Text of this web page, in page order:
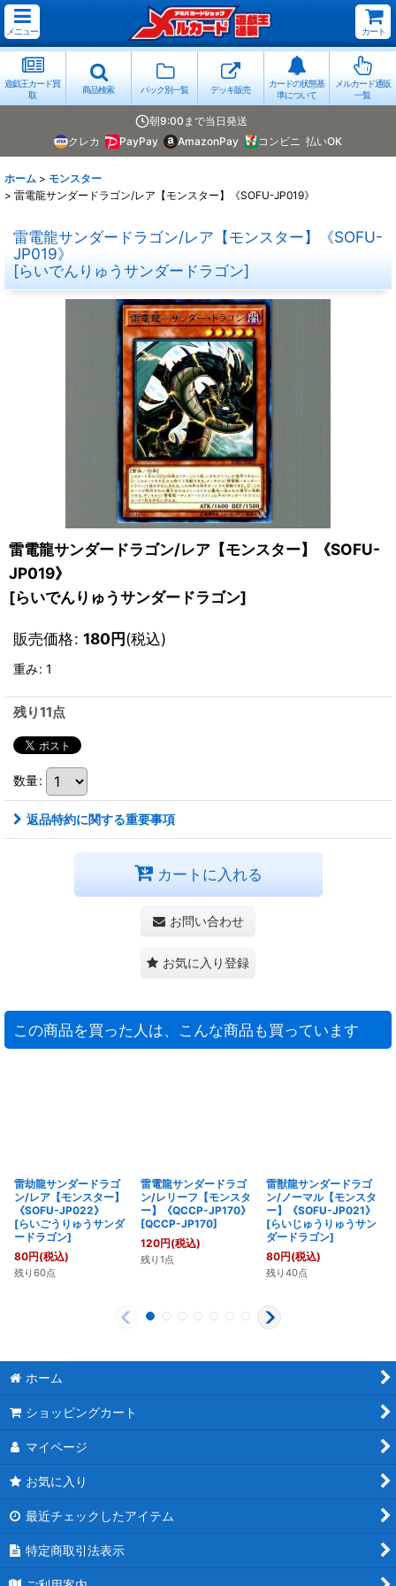
メニュー カート
遊戯王カード買
取
商品検索 パック別一覧 デッキ販売
カードの状態基
準について
メルカード通販
一覧
朝9:00まで当日発送
クレカ
PayPay AmazonPay コンビニ 払いOK
ホーム > モンスター
> 雷電龍サンダードラゴン/レア【モンスター】《SOFU-JP019》
雷電龍サンダードラゴン/レア【モンスター】《SOFU-
JP019》
[らいでんりゅうサンダードラゴン]
雷電龍サンダードラゴン/レア【モンスター】《SOFU-
JP019》
[らいでんりゅうサンダードラゴン]
販売価格: 180円(税込)
重み: 1
残り11点
数量:
返品特約に関する重要事項
カートに入れる
お問い合わせ
お気に入り登録
この商品を買った人は、こんな商品も買っています
雷劫龍サンダードラゴ
ン/レア【モンスター】
《SOFU-JP022》
[らいごうりゅうサンダ
ードラゴン]
80円(税込)
残り60点
雷電龍サンダードラゴ
ン/レリーフ【モンスタ
ー】《QCCP-JP170》
[QCCP-JP170]
120円(税込)
残り1点
雷獣龍サンダードラゴ
ン/ノーマル【モンスタ
ー】《SOFU-JP021》
[らいじゅうりゅうサン
ダードラゴン]
80円(税込)
残り40点
ホーム
ショッピングカート
マイページ
お気に入り
最近チェックしたアイテム
特定商取引法表示